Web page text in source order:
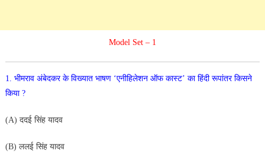
Model Set – 1
1. भीमराव अंबेदकर के विख्यात भाषण ‘एनीहिलेशन ऑफ कास्ट’ का हिंदी रूपांतर किसने
किया ?
(A) ददई सिंह यादव
(B) ललई सिंह यादव